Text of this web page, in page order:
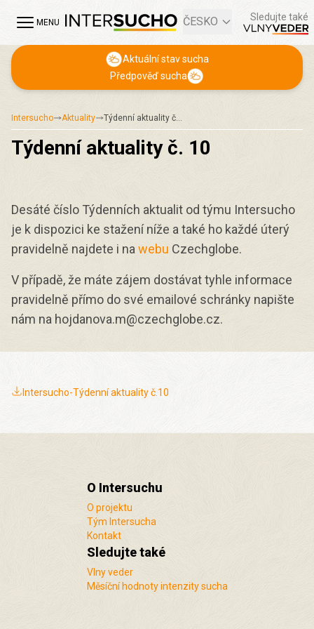
MENU ČESKO Sledujte také
Aktuální stav sucha
Předpověď sucha
Intersucho Aktuality Týdenní aktuality č…
Týdenní aktuality č. 10
Desáté číslo Týdenních aktualit od týmu Intersucho
je k dispozici ke stažení níže a také ho každé úterý
pravidelně najdete i na webu Czechglobe.
V případě, že máte zájem dostávat tyhle informace
pravidelně přímo do své emailové schránky napište
nám na hojdanova.m@czechglobe.cz.
Intersucho-Týdenní aktuality č.10
O Intersuchu
O projektu
Tým Intersucha
Kontakt
Sledujte také
Vlny veder
Měsíční hodnoty intenzity sucha